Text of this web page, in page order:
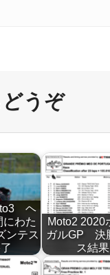
うぞ
ヘ
にわた
ンテス
Moto2 2020
ガルGP 決
ス結果